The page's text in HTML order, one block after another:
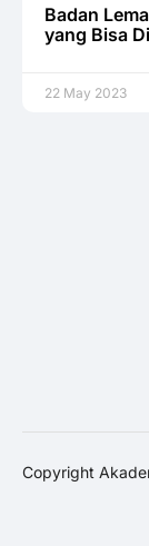
Badan
yang Bisa
22 May 2023
Copyright